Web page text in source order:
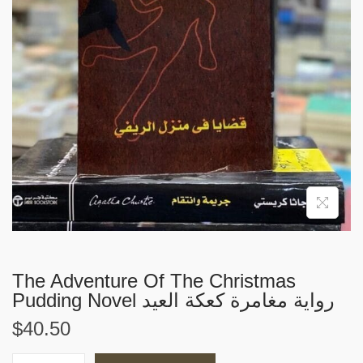
o
n
The Adventure Of The Christmas
Pudding Novel رواية مغامرة كعكة العيد
$40.50